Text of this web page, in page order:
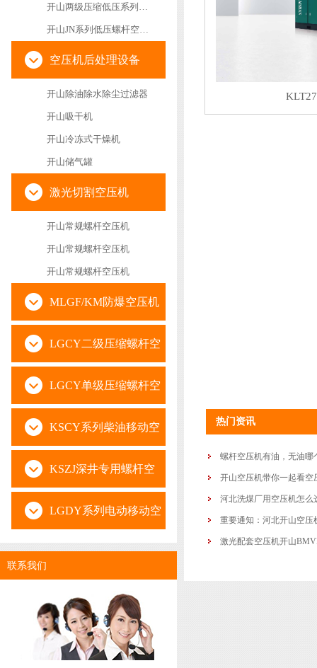
热门资讯
螺杆空压机有油，无油哪
开山空压机带你一起看空
河北洗煤厂用空压机怎么
重要通知：河北开山空压
激光配套空压机开山
开山两级压缩低压系列螺杆空气压缩机
开山JN系列低压螺杆空压机
空压机后处理设备
开山除油除水除尘过滤器
开山吸干机
开山冷冻式干燥机
开山储气罐
激光切割空压机
开山常规螺杆空压机
开山常规螺杆空压机
开山常规螺杆空压机
MLGF/KM防爆空压机
LGCY二级压缩螺杆空
压机 LGCY单级压缩螺杆空
压机 KSCY系列柴油移动空
压机 KSZJ深井专用螺杆空
压机 LGDY系列电动移动空
联系我们